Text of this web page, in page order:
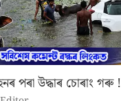
পৰা উদ্ধাৰ চোৰাং গৰু !